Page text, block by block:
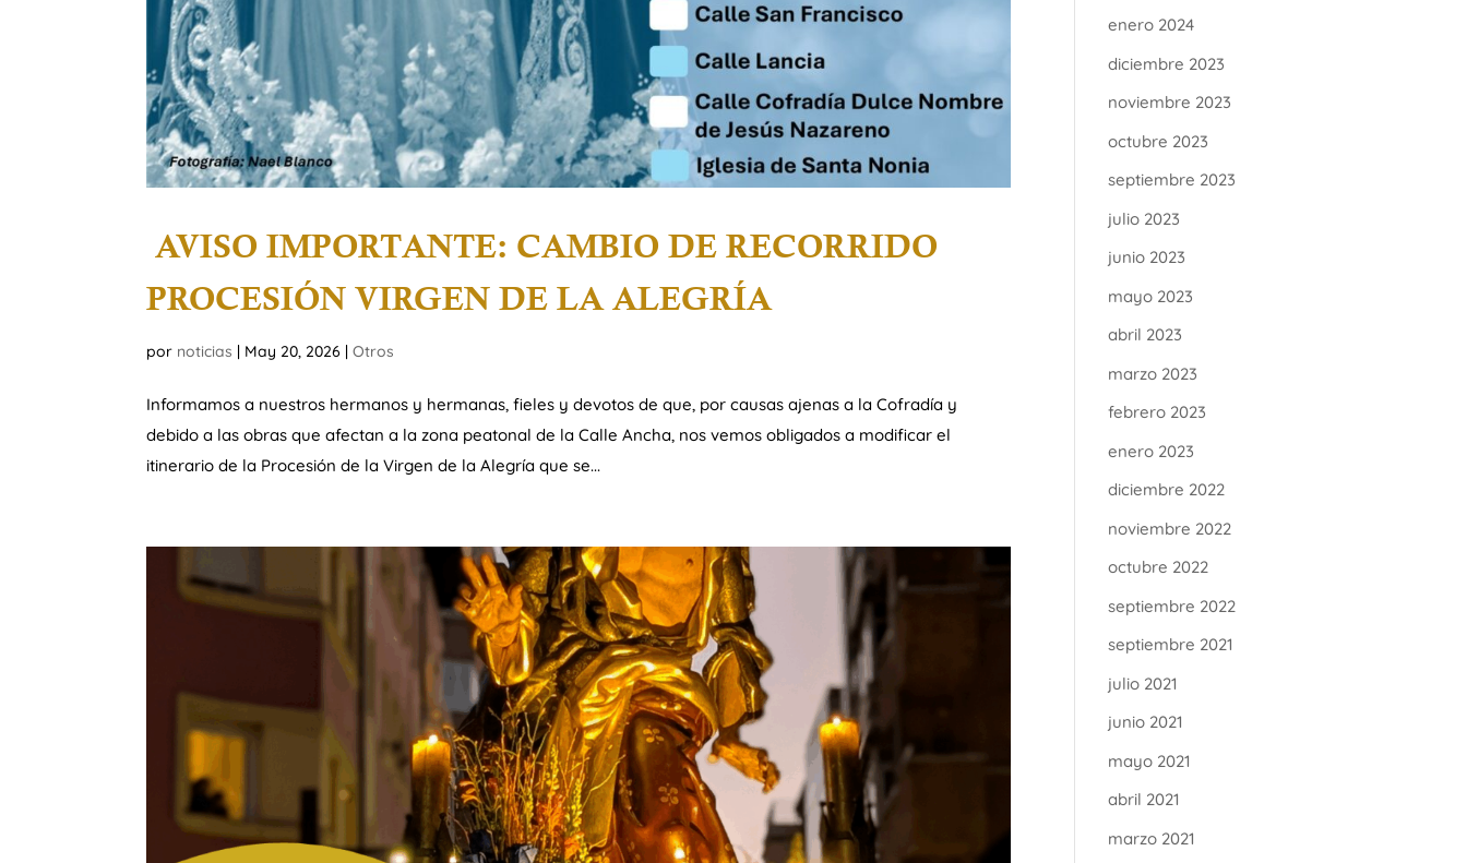
AVISO IMPORTANTE: CAMBIO DE RECORRIDO
PROCESIÓN VIRGEN DE LA ALEGRÍA
por noticias May 20, 2026 |Otros
Informamos a nuestros hermanos y hermanas, fieles y devotos de que, por causas ajenas a la Cofradía y
debido a las obras que afectan a la zona peatonal de la Calle Ancha, nos vemos obligados a modificar el
itinerario de la Procesión de la Virgen de la Alegría que se...
enero 2024
diciembre 2023
noviembre 2023
octubre 2023
septiembre 2023
julio 2023
junio 2023
mayo 2023
abril 2023
marzo 2023
febrero 2023
enero 2023
diciembre 2022
noviembre 2022
octubre 2022
septiembre 2022
septiembre 2021
julio 2021
junio 2021
mayo 2021
abril 2021
marzo 2021